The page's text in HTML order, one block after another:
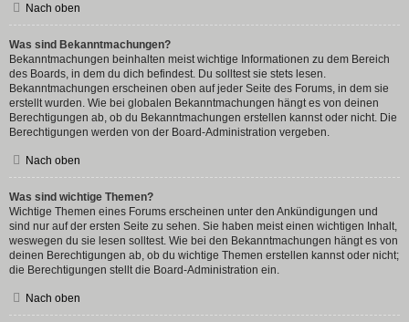
Nach oben
Was sind Bekanntmachungen?
Bekanntmachungen beinhalten meist wichtige Informationen zu dem Bereich
des Boards, in dem du dich befindest. Du solltest sie stets lesen.
Bekanntmachungen erscheinen oben auf jeder Seite des Forums, in dem sie
erstellt wurden. Wie bei globalen Bekanntmachungen hängt es von deinen
Berechtigungen ab, ob du Bekanntmachungen erstellen kannst oder nicht. Die
Berechtigungen werden von der Board-Administration vergeben.
Nach oben
Was sind wichtige Themen?
Wichtige Themen eines Forums erscheinen unter den Ankündigungen und
sind nur auf der ersten Seite zu sehen. Sie haben meist einen wichtigen Inhalt,
weswegen du sie lesen solltest. Wie bei den Bekanntmachungen hängt es von
deinen Berechtigungen ab, ob du wichtige Themen erstellen kannst oder nicht;
die Berechtigungen stellt die Board-Administration ein.
Nach oben